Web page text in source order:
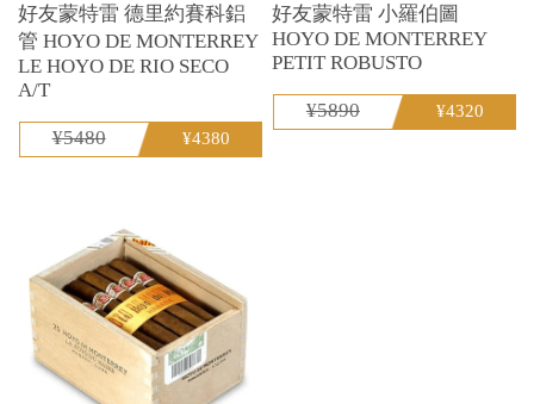
好友蒙特雷 德里約賽科鋁
管 HOYO DE MONTERREY
LE HOYO DE RIO SECO
A/T
¥5480 ¥4380
好友蒙特雷 小羅伯圖
HOYO DE MONTERREY
PETIT ROBUSTO
¥5890 ¥4320